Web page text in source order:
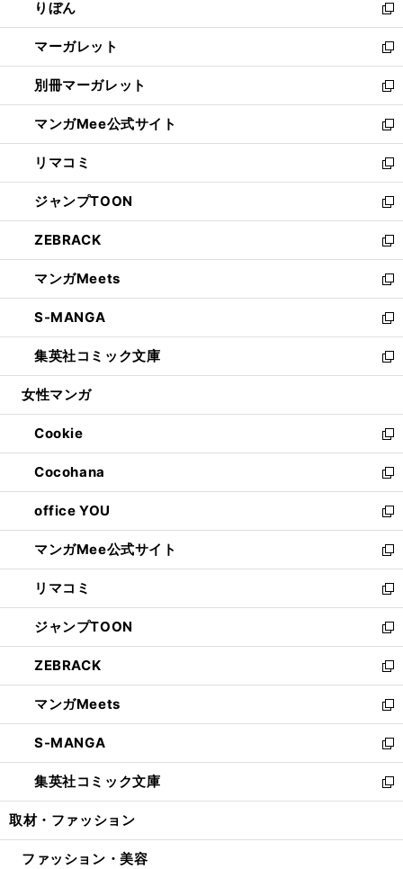
く
で
開
く
ド
ウ
で
開
く
ィ
ン
ド
ウ
で
開
く
りぼん
新
し
い
ウ
ィ
ン
ド
ウ
で
開
く
マーガレット
新
し
い
ウ
ィ
ン
ド
ウ
で
開
く
別冊マーガレット
新
し
い
ウ
ィ
ン
ド
ウ
で
開
く
マンガMee公式サイト
新
し
い
ウ
ィ
ン
ド
ウ
で
開
く
リマコミ
新
し
い
ウ
ィ
ン
ド
ウ
で
開
く
ジャンプTOON
新
し
い
ウ
ィ
ン
ド
ウ
で
開
ZEBRACK
新
し
い
ウ
ィ
ン
ド
ウ
開
く
マンガMeets
新
し
い
ウ
ィ
ン
ウ
で
開
く
S-MANGA
新
し
い
ウ
ン
ド
ウ
で
開
く
集英社コミック文庫
新
し
ウ
ィ
ン
ド
ウ
で
開
く
女性マンガ
Cookie
新
し
い
ウ
ィ
ン
ド
ウ
で
開
く
Cocohana
新
し
い
ウ
ィ
ン
ド
ウ
で
開
く
office YOU
新
し
い
ウ
ィ
ン
ド
ウ
で
開
く
マンガMee公式サイト
新
し
い
ウ
ィ
ン
ド
ウ
で
開
く
リマコミ
新
し
い
ウ
ィ
ン
ド
ウ
で
開
く
ジャンプTOON
新
し
い
ウ
ィ
ン
ド
ウ
で
開
ZEBRACK
新
し
い
ウ
ィ
ン
ド
ウ
開
マンガMeets
新
し
い
ウ
ィ
ン
ウ
S-MANGA
新
し
い
ウ
ン
集英社コミック文庫
新
し
ウ
取材・ファッション
ファッション・美容